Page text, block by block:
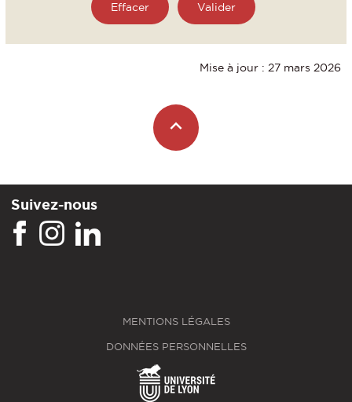
Mise à jour : 27 mars 2026
Suivez-nous
MENTIONS LÉGALES
DONNÉES PERSONNELLES